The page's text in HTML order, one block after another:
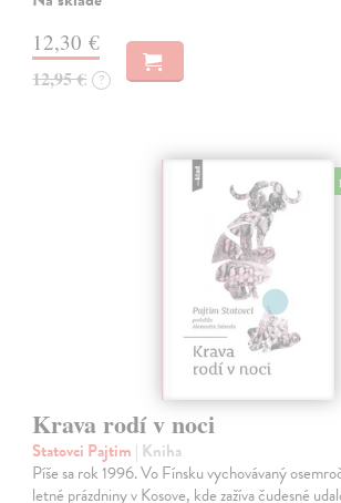
12,30 €
12,95 € ?
Krava rodí v noci
Statovci Pajtim | Kniha
Píše sa rok 1996. Vo Fínsku vychovávaný
letné prázdniny v Kosove, kde zažíva čudesné